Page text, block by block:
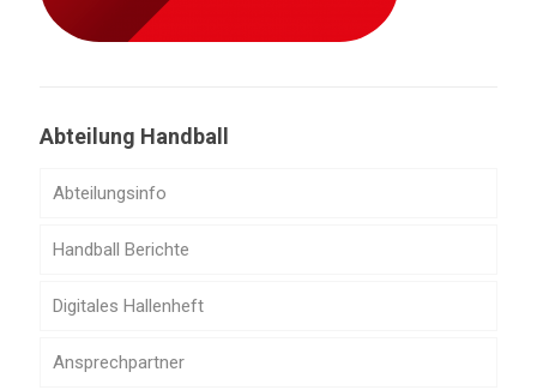
Abteilung Handball
Abteilungsinfo
Handball Berichte
Digitales Hallenheft
Ansprechpartner